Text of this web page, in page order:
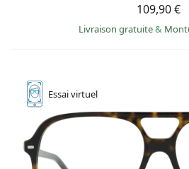
109,90 €
Livraison gratuite&
Essaivirtuel